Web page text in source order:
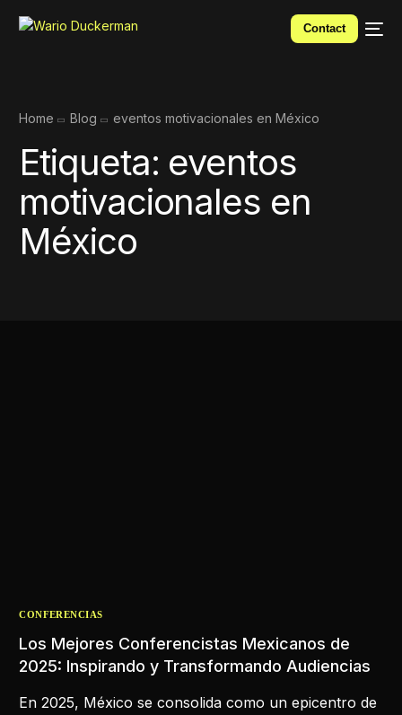
Contact
Home Blog eventos motivacionales en México
Etiqueta: eventos
motivacionales en
México
CONFERENCIAS
Los Mejores Conferencistas Mexicanos de
2025: Inspirando y Transformando Audiencias
En 2025, México se consolida como un epicentro de